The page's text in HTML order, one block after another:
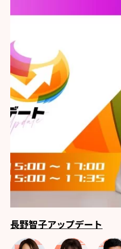
長野智子アップデート